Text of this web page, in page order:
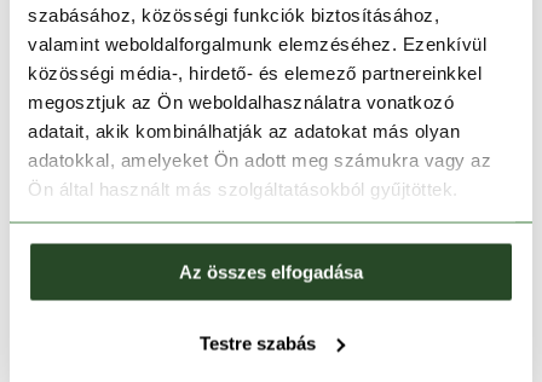
szabásához, közösségi funkciók biztosításához,
valamint weboldalforgalmunk elemzéséhez. Ezenkívül
közösségi média-, hirdető- és elemező partnereinkkel
megosztjuk az Ön weboldalhasználatra vonatkozó
adatait, akik kombinálhatják az adatokat más olyan
adatokkal, amelyeket Ön adott meg számukra vagy az
Ön által használt más szolgáltatásokból gyűjtöttek.
Az összes elfogadása
Testre szabás
TERMÉKLEÍRÁS
TERMÉK RÉSZLETEK
Melyik üzletben elérhető|Foglalás
30 napos visszaküldés
1-2 munkanapos szállítás